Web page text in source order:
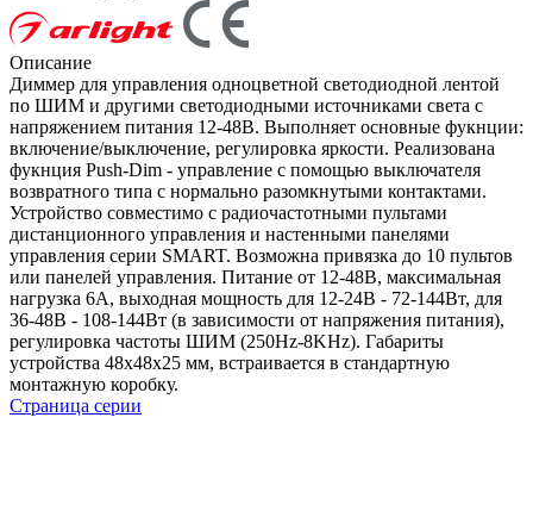
Описание
Диммер для управления одноцветной светодиодной лентой
по ШИМ и другими светодиодными источниками света с
напряжением питания 12-48В. Выполняет основные фукнции:
включение/выключение, регулировка яркости. Реализована
фукнция Push-Dim - управление с помощью выключателя
возвратного типа с нормально разомкнутыми контактами.
Устройство совместимо с радиочастотными пультами
дистанционного управления и настенными панелями
управления серии SMART. Возможна привязка до 10 пультов
или панелей управления. Питание от 12-48В, максимальная
нагрузка 6А, выходная мощность для 12-24В - 72-144Вт, для
36-48В - 108-144Вт (в зависимости от напряжения питания),
регулировка частоты ШИМ (250Hz-8KHz). Габариты
устройства 48х48х25 мм, встраивается в стандартную
монтажную коробку.
Страница серии